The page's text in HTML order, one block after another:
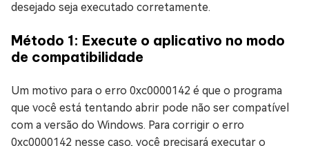
desejado seja executado corretamente.
Método 1: Execute o aplicativo no modo
de compatibilidade
Um motivo para o erro 0xc0000142 é que o programa
que você está tentando abrir pode não ser compatível
com a versão do Windows. Para corrigir o erro
0xc0000142 nesse caso, você precisará executar o